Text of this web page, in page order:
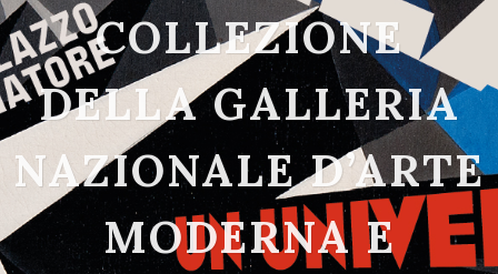
COLLEZIONE
DELLA GALLERIA
NAZIONALE D’ARTE
MODERNA E